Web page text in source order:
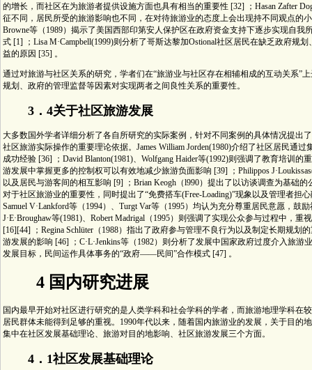
的增长，而社区在为旅游者提供设施方面也具有相当的重要性 [32] ；Hasan Zafter
征不同，居民所受的旅游影响也不同，在对待旅游业的态度上会出现持不同观点的
Browne等（1989）揭示了美国西部印第安人保护区在政府资金支持下逐步实现自
式 [1] ；Lisa M·Campbell(1999)则分析了哥斯达黎加Ostional社区居民在缺乏政府
益的原因 [35] 。
通过对旅游与社区关系的研究，学者们在“旅游业与社区存在相辅相成的互动关系”
规划、政府的管理监督等因素对实现两者之间良性关系的重要性。
3．4关于社区旅游发展
大多数国外学者详细分析了各自所研究的实际案例，针对不同案例的具体情况提出
社区旅游实际操作的重要理论依据。James William Jorden(1980)介绍了社区居民通
成功经验 [36] ；David Blanton(1981)、Wolfgang Haider等(1992)则强调了教育培训的
游发展中掌握更多的控制权可以有效地减少旅游负面影响 [39] ；Philippos
以及居民与游客间的相互影响 [9] ；Brian Keogh（l990）提出了以访谈调查为基础的
对于社区旅游业的重要性，同时提出了“免费搭车(Free-Loading)”现象以及管理者担
Samuel V·Lankford等（1994）、Turgt Var等（1995）均认为充分尊重居民意愿，
J·E·Broughaw等(1981)、Robert Madrigal（1995）则强调了实现公众参与过程中，
[16][44] ；Regina Schlüter（1988）指出了政府参与管理不良行为以及制定长期规划
游发展的影响 [46] ；C·L·Jenkins等（1982）则分析了发展中国家政府过度介入旅
发展目标，民间运作具体事务的“政府——民间”合作模式 [47] 。
4 国内研究进展
国内最早开始对社区进行研究的是人类学科和社会学科的学者，而旅游地理学科在
居民群体未能得到足够的重视。1990年代以来，随着国内旅游业的发展，关于目的
集中在社区发展基础理论、旅游对目的地影响、社区旅游发展三个方面。
4．1社区发展基础理论